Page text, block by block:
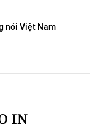
nói Việt Nam
IN